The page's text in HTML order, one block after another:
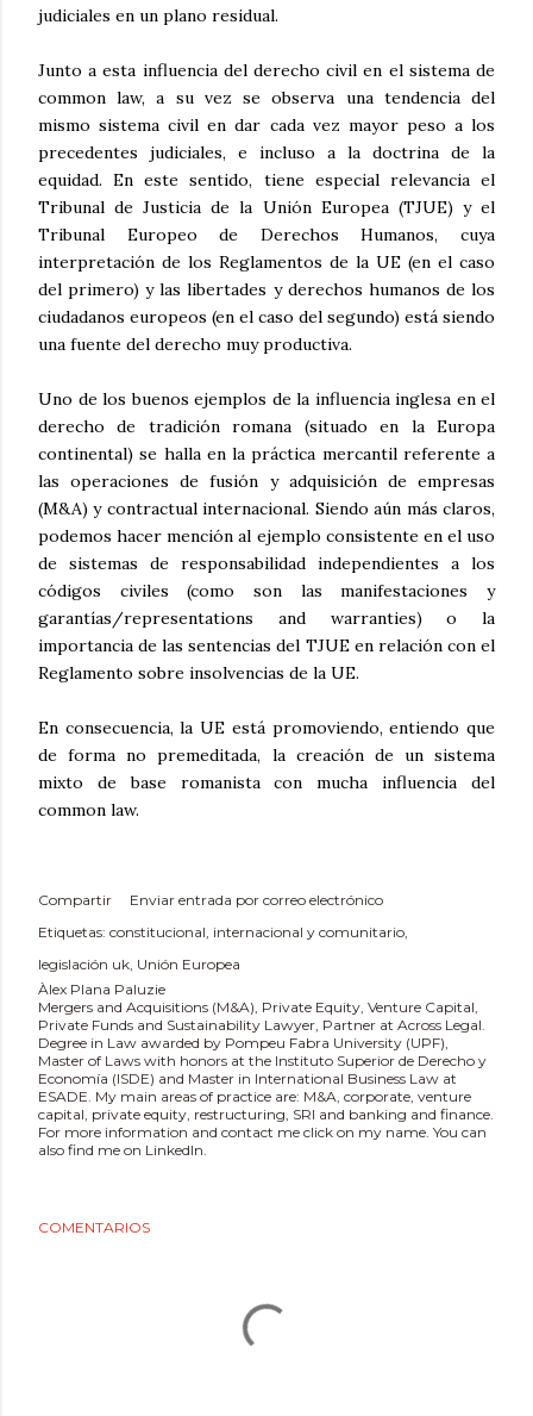
judiciales en un plano residual.
Junto a esta influencia del derecho civil en el sistema de
common law, a su vez se observa una tendencia del
mismo sistema civil en dar cada vez mayor peso a los
precedentes judiciales, e incluso a la doctrina de la
equidad. En este sentido, tiene especial relevancia el
Tribunal de Justicia de la Unión Europea (TJUE) y el
Tribunal Europeo de Derechos Humanos, cuya
interpretación de los Reglamentos de la UE (en el caso
del primero) y las libertades y derechos humanos de los
ciudadanos europeos (en el caso del segundo) está siendo
una fuente del derecho muy productiva.
Uno de los buenos ejemplos de la influencia inglesa en el
derecho de tradición romana (situado en la Europa
continental) se halla en la práctica mercantil referente a
las operaciones de fusión y adquisición de empresas
(M&A) y contractual internacional. Siendo aún más claros,
podemos hacer mención al ejemplo consistente en el uso
de sistemas de responsabilidad independientes a los
códigos civiles (como son las manifestaciones y
garantías/representations and warranties) o la
importancia de las sentencias del TJUE en relación con el
Reglamento sobre insolvencias de la UE.
En consecuencia, la UE está promoviendo, entiendo que
de forma no premeditada, la creación de un sistema
mixto de base romanista con mucha influencia del
common law.
Compartir
Enviar entrada por correo electrónico
Etiquetas: constitucional internacional y comunitario
legislación uk Unión Europea
Àlex Plana Paluzie
Mergers and Acquisitions (M&A), Private Equity, Venture Capital,
Private Funds and Sustainability Lawyer, Partner at Across Legal.
Degree in Law awarded by Pompeu Fabra University (UPF),
Master of Laws with honors at the Instituto Superior de Derecho y
Economía (ISDE) and Master in International Business Law at
ESADE. My main areas of practice are: M&A, corporate, venture
capital, private equity, restructuring, SRI and banking and finance.
For more information and contact me click on my name. You can
also find me on LinkedIn.
COMENTARIOS